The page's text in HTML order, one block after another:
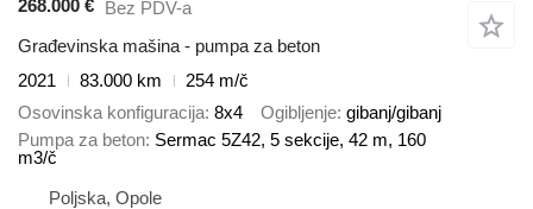
268.000 € Bez PDV-a
Građevinska mašina - pumpa za beton
2021
83.000 km
254 m/č
Osovinska konfiguracija 8x4 Ogibljenje gibanj/gibanj
Pumpa za beton Sermac 5Z42, 5 sekcije, 42 m, 160
m3/č
Poljska, Opole